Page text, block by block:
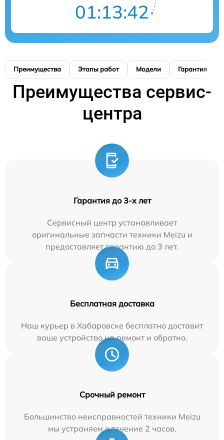
01:13:41
Преимущества Этапы работ Модели Гарантия
Преимущества сервис-
центра
Гарантия до 3-х лет
Сервисный центр устанавливает
оригинальные запчасти техники Meizu и
предоставляет гарантию до 3 лет.
Бесплатная доставка
Наш курьер в Хабаровске бесплатно доставит
ваше устройство на ремонт и обратно.
Срочный ремонт
Большинство неисправностей техники Meizu
мы устраняем в течение 2 часов.